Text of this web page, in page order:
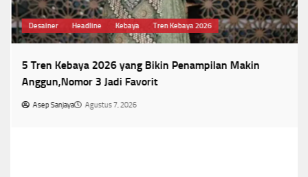
Desainer Headline Kebaya Tren Kebaya 2026
5 Tren Kebaya 2026 yang Bikin Penampilan Makin
Anggun,Nomor 3 Jadi Favorit
Asep Sanjaya Agustus 7, 2026